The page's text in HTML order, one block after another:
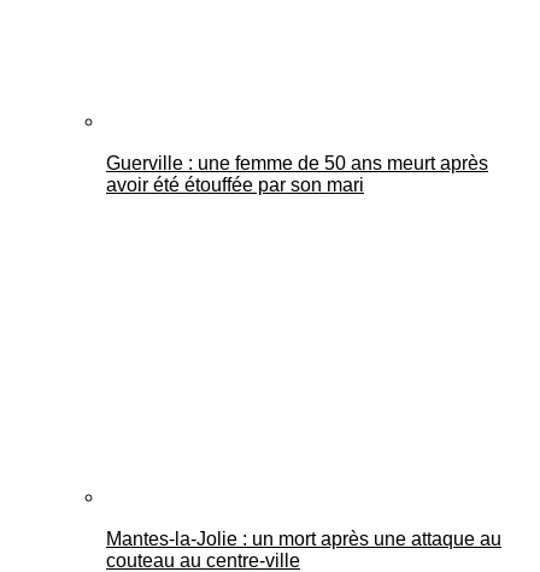
Guerville : une femme de 50 ans meurt après
avoir été étouffée par son mari
Mantes-la-Jolie : un mort après une attaque au
couteau au centre-ville